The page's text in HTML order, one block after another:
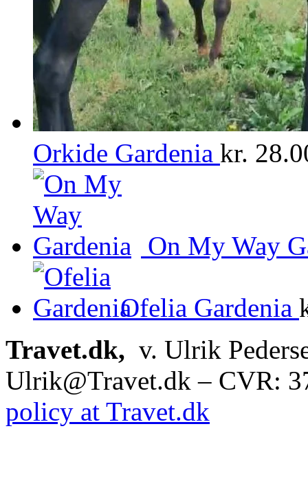
Orkide Gardenia kr.
On My Way
Ofelia Gardenia
Travet.dk, v. Ulrik
Ulrik@Travet.dk – CVR:
policy at Travet.dk